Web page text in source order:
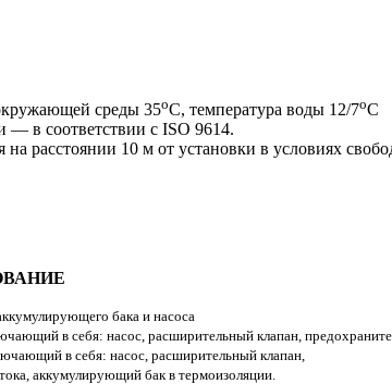
среды 35oС, температура воды 12/7oС
— в соответствии с ISO 9614.
на расстоянии 10 м от установки в условиях
бака и насоса
в себя: насос, расширительный клапан,
в себя: насос, расширительный клапан,
аккумулирующий бак в термоизоляции.